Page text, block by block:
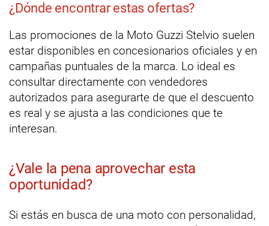
¿Dónde encontrar estas ofertas?
Las promociones de la Moto Guzzi Stelvio suelen
estar disponibles en concesionarios oficiales y en
campañas puntuales de la marca. Lo ideal es
consultar directamente con vendedores
autorizados para asegurarte de que el descuento
es real y se ajusta a las condiciones que te
interesan.
¿Vale la pena aprovechar esta
oportunidad?
Si estás en busca de una moto con personalidad,